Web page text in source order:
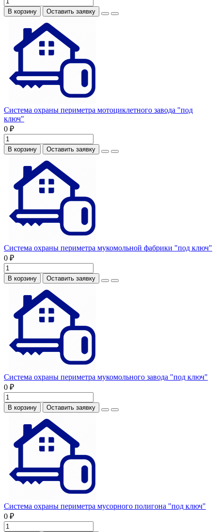
В корзину Оставить заявку
Система охраны периметра мотоциклетного завода "под
ключ"
0 ₽
В корзину Оставить заявку
Система охраны периметра мукомольной фабрики "под ключ"
0 ₽
В корзину Оставить заявку
Система охраны периметра мукомольного завода "под ключ"
0 ₽
В корзину Оставить заявку
Система охраны периметра мусорного полигона "под ключ"
0 ₽